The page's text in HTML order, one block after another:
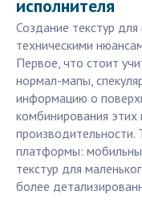
исполнителя
Создание текстур
техническими
Первое, что стоит
нормал-мапы,
информацию о
комбинирования
производительности.
платформы:
текстур для
более